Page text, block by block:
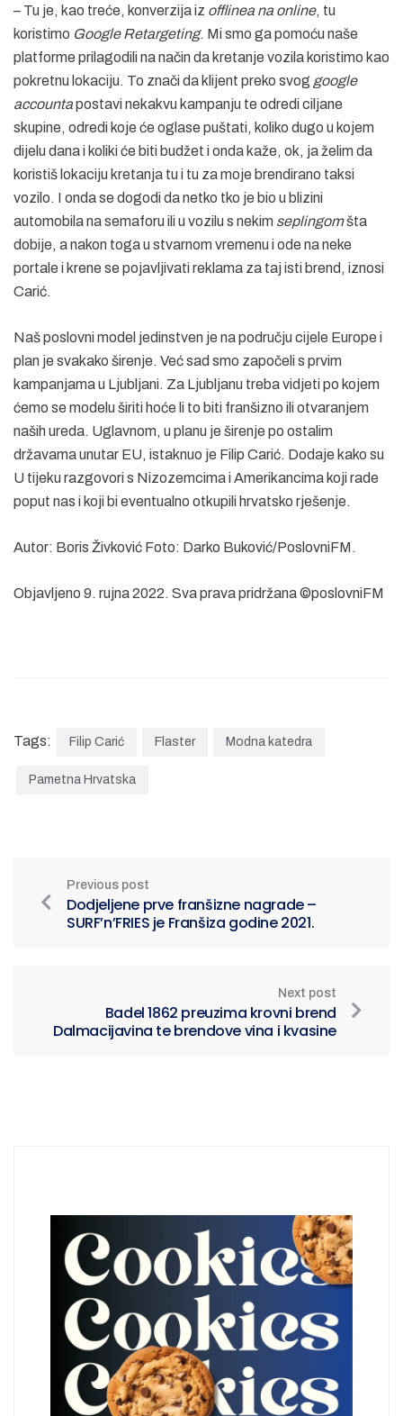
– Tu je, kao treće, konverzija iz offlinea na online, tu
koristimo Google Retargeting. Mi smo ga pomoću naše
platforme prilagodili na način da kretanje vozila koristimo kao
pokretnu lokaciju. To znači da klijent preko svog google
accountapostavi nekakvu kampanju te odredi ciljane
skupine, odredi koje će oglase puštati, koliko dugo u kojem
dijelu dana i koliki će biti budžet i onda kaže, ok, ja želim da
koristiš lokaciju kretanja tu i tu za moje brendirano taksi
vozilo. I onda se dogodi da netko tko je bio u blizini
automobila na semaforu ili u vozilu s nekim seplingomšta
dobije, a nakon toga u stvarnom vremenu i ode na neke
portale i krene se pojavljivati reklama za taj isti brend, iznosi
Carić.
Naš poslovni model jedinstven je na području cijele Europe i
plan je svakako širenje. Već sad smo započeli s prvim
kampanjama u Ljubljani. Za Ljubljanu treba vidjeti po kojem
ćemo se modelu širiti hoće li to biti franšizno ili otvaranjem
naših ureda. Uglavnom, u planu je širenje po ostalim
državama unutar EU, istaknuo je Filip Carić. Dodaje kako su
U tijeku razgovori s Nizozemcima i Amerikancima koji rade
poput nas i koji bi eventualno otkupili hrvatsko rješenje.
Autor: Boris Živković Foto: Darko Buković/PoslovniFM.
Objavljeno 9. rujna 2022. Sva prava pridržana ©poslovniFM
Tags: Filip Carić Flaster Modna katedra
Pametna Hrvatska
Previous post
Dodjeljene prve franšizne nagrade –
SURF’n’FRIES je Franšiza godine 2021.
Next post
Badel 1862 preuzima krovni brend
Dalmacijavina te brendove vina i kvasine